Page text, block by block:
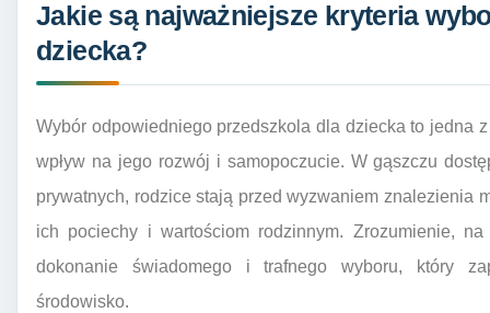
Jakie są najważniejsze kryteria
dziecka?
Wybór odpowiedniego przedszkola dla dziecka to jedna
wpływ na jego rozwój i samopoczucie. W gąszczu
prywatnych, rodzice stają przed wyzwaniem znalezienia
ich pociechy i wartościom rodzinnym. Zrozumienie,
dokonanie świadomego i trafnego wyboru, który
środowisko.